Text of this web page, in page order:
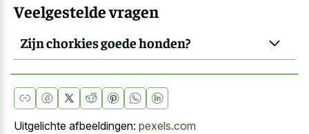
Veelgestelde vragen
Zijn chorkies goede honden?
Uitgelichte afbeeldingen: pexels.com